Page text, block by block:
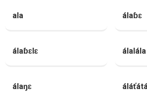
ala álaɓɛ
álaɓɛlɛ álalála
álaŋɛ